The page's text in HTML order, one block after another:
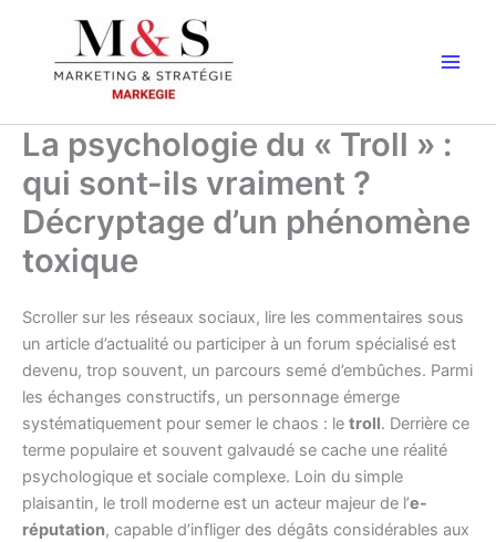
contenu
La psychologie du « Troll » :
qui sont-ils vraiment ?
Décryptage d’un phénomène
toxique
Scroller sur les réseaux sociaux, lire les commentaires sous
un article d’actualité ou participer à un forum spécialisé est
devenu, trop souvent, un parcours semé d’embûches. Parmi
les échanges constructifs, un personnage émerge
systématiquement pour semer le chaos : le troll. Derrière ce
terme populaire et souvent galvaudé se cache une réalité
psychologique et sociale complexe. Loin du simple
plaisantin, le troll moderne est un acteur majeur de l’e-
réputation, capable d’infliger des dégâts considérables aux